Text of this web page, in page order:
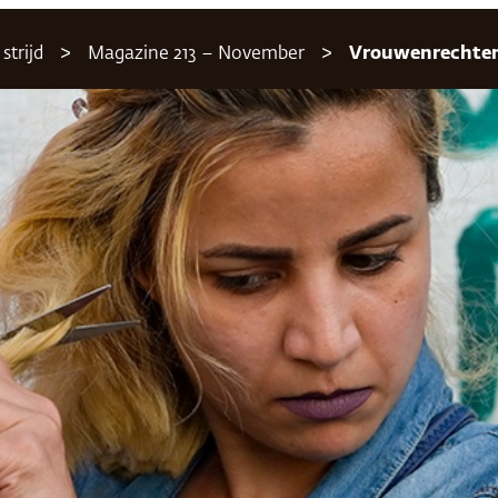
strijd Magazine 213 – November